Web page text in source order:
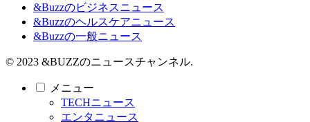
&Buzzのビジネスニュース
&Buzzのヘルスケアニュース
&Buzzの一般ニュース
© 2023 &BUZZのニュースチャンネル.
メニュー
TECHニュース
エンタニュース